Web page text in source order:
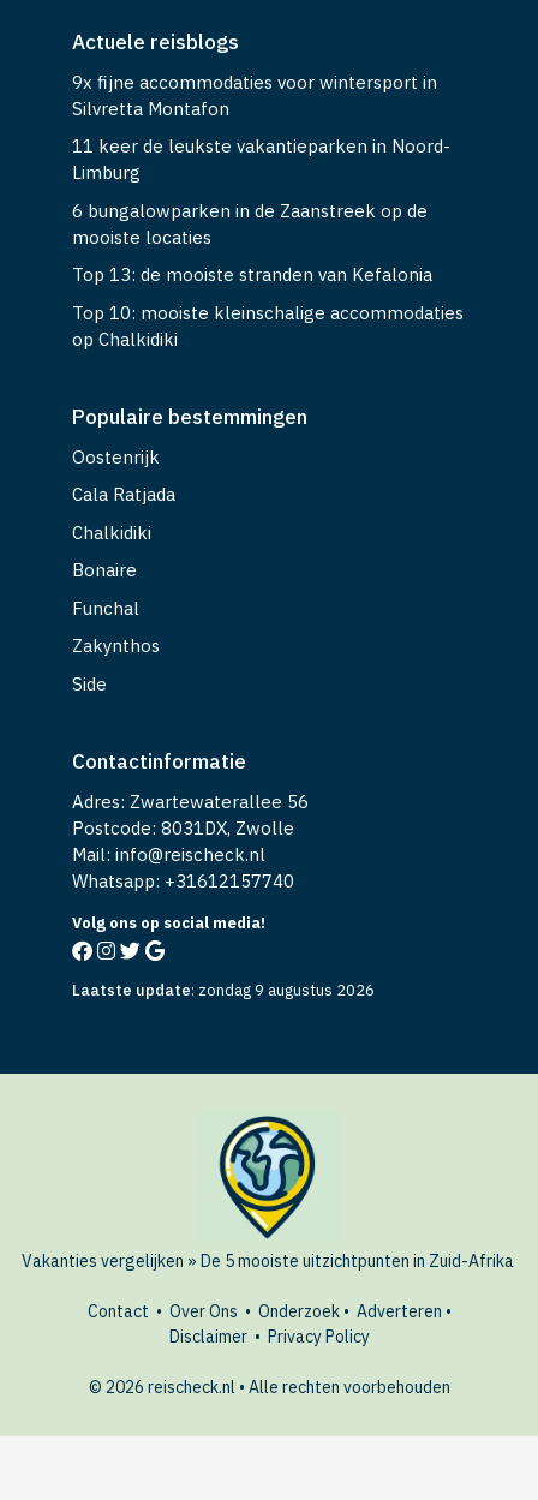
Actuele reisblogs
9x fijne accommodaties voor wintersport in
Silvretta Montafon
11 keer de leukste vakantieparken in Noord-
Limburg
6 bungalowparken in de Zaanstreek op de
mooiste locaties
Top 13: de mooiste stranden van Kefalonia
Top 10: mooiste kleinschalige accommodaties
op Chalkidiki
Populaire bestemmingen
Oostenrijk
Cala Ratjada
Chalkidiki
Bonaire
Funchal
Zakynthos
Side
Contactinformatie
Adres: Zwartewaterallee 56
Postcode: 8031DX, Zwolle
Mail: info@reischeck.nl
Whatsapp: +31612157740
Volg ons op social media!
Laatste update: zondag 9 augustus 2026
Vakanties vergelijken » De 5 mooiste uitzichtpunten in Zuid-Afrika
Contact • Over Ons • Onderzoek• Adverteren •
Disclaimer• Privacy Policy
© 2026 reischeck.nl • Alle rechten voorbehouden